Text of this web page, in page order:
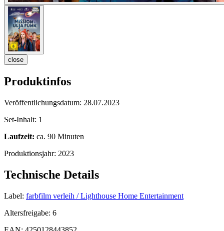
close
Produktinfos
Veröffentlichungsdatum: 28.07.2023
Set-Inhalt: 1
Laufzeit: ca. 90 Minuten
Produktionsjahr: 2023
Technische Details
Label: farbfilm verleih / Lighthouse Home Entertainment
Altersfreigabe: 6